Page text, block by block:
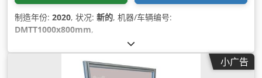
制造年份: 2020, 状况: 新的, 机器/车辆编号:
DMTT1000x800mm,
小广告